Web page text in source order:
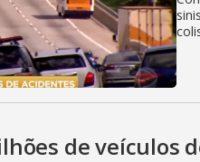
de veículos